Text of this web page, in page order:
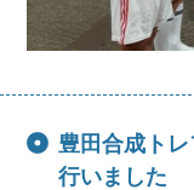
豊田合成ト
行いました